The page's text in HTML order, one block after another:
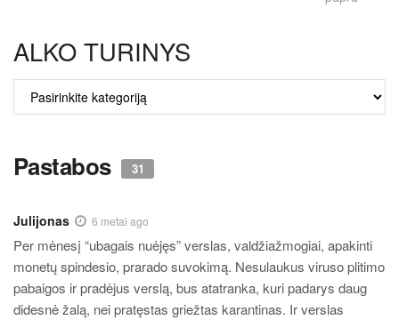
ALKO TURINYS
ALKO
TURINYS
Pastabos 31
Julijonas 6 metai ago
Per mėnesį “ubagais nuėjęs” verslas, valdžiažmogiai, apakinti
monetų spindesio, prarado suvokimą. Nesulaukus viruso plitimo
pabaigos ir pradėjus verslą, bus atatranka, kuri padarys daug
didesnė žalą, nei pratęstas griežtas karantinas. Ir verslas